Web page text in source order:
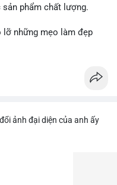
phẩm chất lượng.
lỡ những mẹo làm đẹp
ảnh đại diện của anh ấy